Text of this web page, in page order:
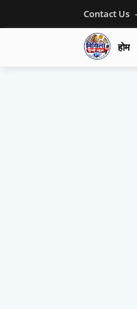
Contact Us
होम